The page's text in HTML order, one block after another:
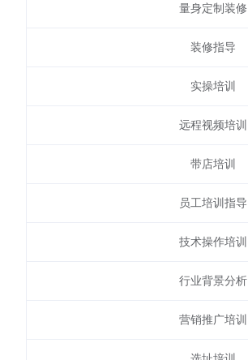
量身定制装修
装修指导
实操培训
远程视频培训
带店培训
员工培训指导
技术操作培训
行业背景分析
营销推广培训